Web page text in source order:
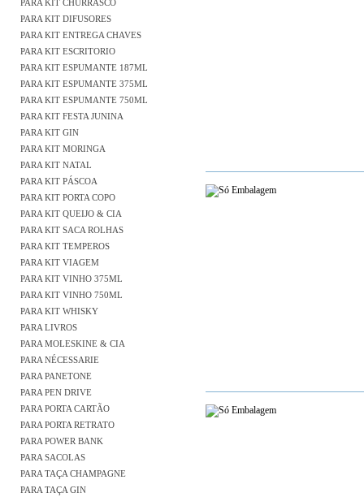
PARA KIT CHURRASCO
PARA KIT DIFUSORES
PARA KIT ENTREGA CHAVES
PARA KIT ESCRITORIO
PARA KIT ESPUMANTE 187ML
PARA KIT ESPUMANTE 375ML
PARA KIT ESPUMANTE 750ML
PARA KIT FESTA JUNINA
PARA KIT GIN
PARA KIT MORINGA
PARA KIT NATAL
PARA KIT PÁSCOA
PARA KIT PORTA COPO
PARA KIT QUEIJO & CIA
PARA KIT SACA ROLHAS
PARA KIT TEMPEROS
PARA KIT VIAGEM
PARA KIT VINHO 375ML
PARA KIT VINHO 750ML
PARA KIT WHISKY
PARA LIVROS
PARA MOLESKINE & CIA
PARA NÉCESSARIE
PARA PANETONE
PARA PEN DRIVE
PARA PORTA CARTÃO
PARA PORTA RETRATO
PARA POWER BANK
PARA SACOLAS
PARA TAÇA CHAMPAGNE
PARA TAÇA GIN